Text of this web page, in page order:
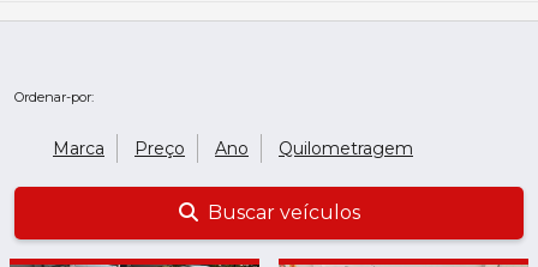
Ordenar-por:
Marca Preço Ano Quilometragem
Buscar veículos